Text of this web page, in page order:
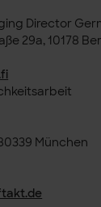
Director
29a, 10178
München